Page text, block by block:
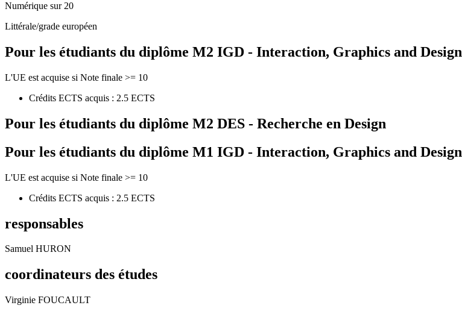
Numérique sur 20
Littérale/grade européen
Pour les étudiants du diplôme M2 IGD - Interaction, Graphics and Design
L'UE est acquise si Note finale >= 10
Crédits ECTS acquis : 2.5 ECTS
Pour les étudiants du diplôme M2 DES - Recherche en Design
Pour les étudiants du diplôme M1 IGD - Interaction, Graphics and Design
L'UE est acquise si Note finale >= 10
Crédits ECTS acquis : 2.5 ECTS
responsables
Samuel HURON
coordinateurs des études
Virginie FOUCAULT